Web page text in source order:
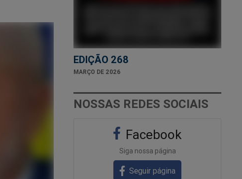
EDIÇÃO 268
MARÇO DE 2026
NOSSAS REDES SOCIAIS
Facebook
Siga nossa página
Seguir página